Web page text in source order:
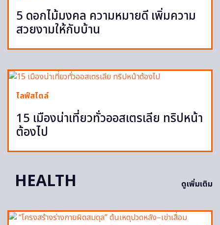
5 ดอกไม้มงคล ความหมายดี เพิ่มความ
สวยงามให้กับบ้าน
ไลฟ์สไตล์
15 เมืองน่าเที่ยวทั่วออสเตรเลีย ทริปหน้า
ต้องไป
HEALTH ดูเพิ่มเติม